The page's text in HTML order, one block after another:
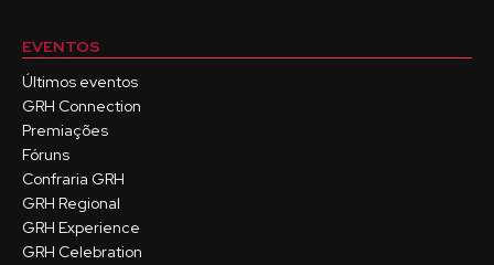
EVENTOS
Últimos eventos
GRH Connection
Premiações
Fóruns
Confraria GRH
GRH Regional
GRH Experience
GRH Celebration